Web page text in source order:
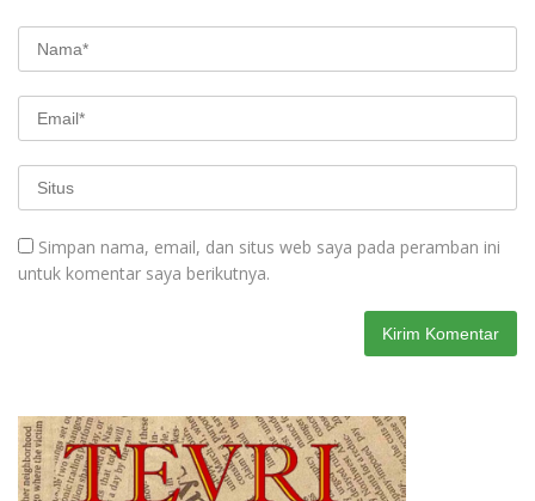
Simpan nama, email, dan situs web saya pada peramban ini
untuk komentar saya berikutnya.